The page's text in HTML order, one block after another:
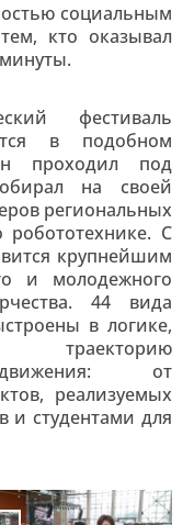
социальным
кто оказывал
фестиваль
в подобном
проходил под
на своей
региональных
С
крупнейшим
и молодежного
44 вида
в логике,
траекторию
от
реализуемых
и студентами для